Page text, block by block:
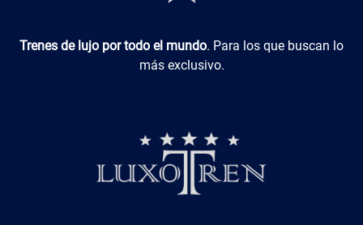
Luxotren
Trenes de lujo por todo el mundo. Para los que buscan lo
más exclusivo.